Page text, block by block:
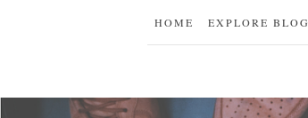
HOME EXPLORE BLOG